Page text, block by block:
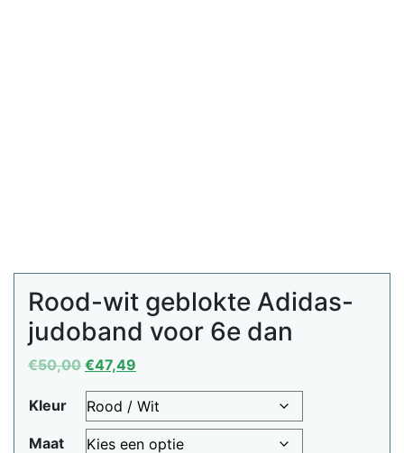
Rood-wit geblokte Adidas-
judoband voor 6e dan
€50,00 Oorspronkelijke
was:
€50,00.
€47,49
is:
€47,49.
Kleur
Maat